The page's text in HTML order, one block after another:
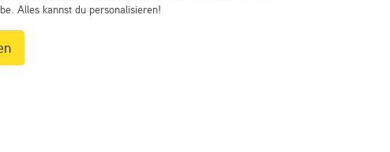
Alles kannst du personalisieren!